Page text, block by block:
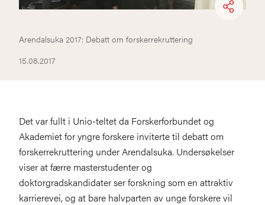
15.08.2017
Arendalsuka 2017: Debatt om forskerrekruttering
Det var fullt i Unio-teltet da Forskerforbundet og
Akademiet for yngre forskere inviterte til debatt om
forskerrekruttering under Arendalsuka. Undersøkelser
viser at færre masterstudenter og
doktorgradskandidater ser forskning som en attraktiv
karrierevei, og at bare halvparten av unge forskere vil